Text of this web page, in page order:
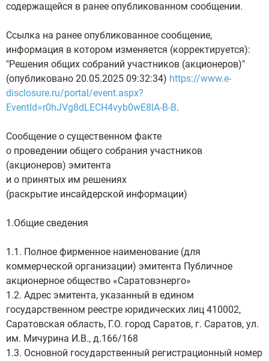
содержащейся в ранее опубликованном сообщении.
Ссылка на ранее опубликованное сообщение,
информация в котором изменяется (корректируется):
"Решения общих собраний участников (акционеров)"
(опубликовано 20.05.2025 09:32:34) https://www.e-
disclosure.ru/portal/event.aspx?
EventId=r0hJVg8dLECH4vyb0wE8lA-B-B.
Сообщение о существенном факте
о проведении общего собрания участников
(акционеров) эмитента
и о принятых им решениях
(раскрытие инсайдерской информации)
1.Общие сведения
1.1. Полное фирменное наименование (для
коммерческой организации) эмитента Публичное
акционерное общество «Саратовэнерго»
1.2. Адрес эмитента, указанный в едином
государственном реестре юридических лиц 410002,
Саратовская область, Г.О. город Саратов, г. Саратов, ул.
им. Мичурина И.В., д.166/168
1.3. Основной государственный регистрационный номер